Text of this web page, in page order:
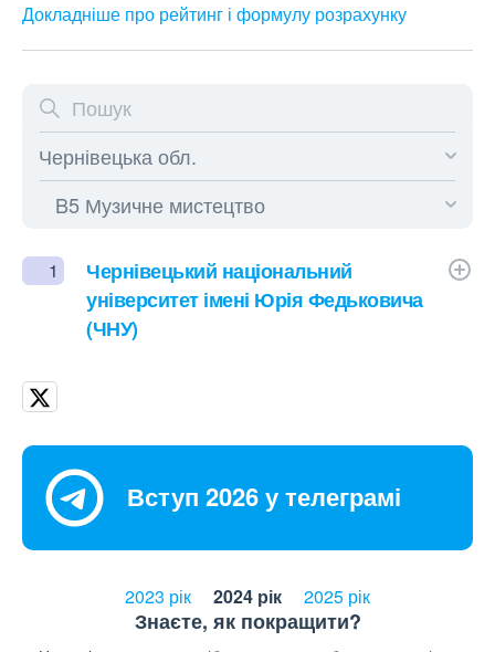
Докладніше про рейтинг і формулу розрахунку
1
Чернівецький національний
університет імені Юрія Федьковича
(ЧНУ)
Вступ 2026 у телеграмі
2023 рік 2024 рік 2025 рік
Знаєте, як покращити?